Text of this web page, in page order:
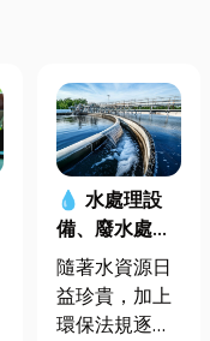
💧 水處理設
備、廢水處理
工程與回收水
工程完整解析
｜打造高效率
隨著水資源日
益珍貴，加上
環保法規逐漸